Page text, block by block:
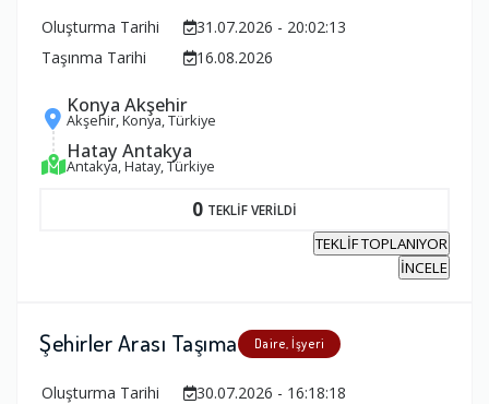
Oluşturma Tarihi
31.07.2026 - 20:02:13
Taşınma Tarihi
16.08.2026
Konya Akşehir
Akşehir, Konya, Türkiye
Hatay Antakya
Antakya, Hatay, Türkiye
0 TEKLİF VERİLDİ
TEKLİF TOPLANIYOR
İNCELE
Şehirler Arası Taşıma Daire, İşyeri
Oluşturma Tarihi
30.07.2026 - 16:18:18